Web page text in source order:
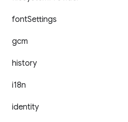
fontSettings
gcm
history
i18n
identity